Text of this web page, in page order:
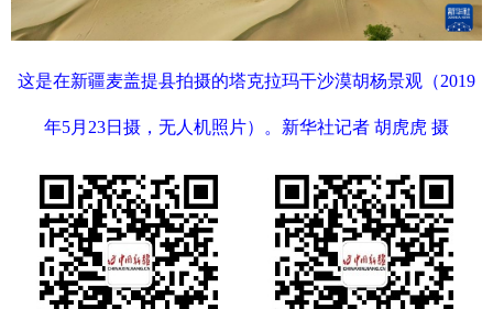
这是在新疆麦盖提县拍摄的塔克拉玛干沙漠胡杨景观（2019
年5月23日摄，无人机照片）。新华社记者 胡虎虎 摄